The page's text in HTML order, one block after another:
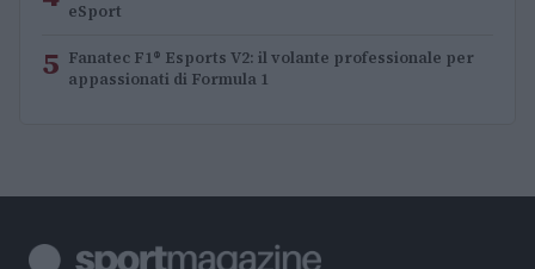
eSport
5 Fanatec F1® Esports V2: il volante professionale per
appassionati di Formula 1